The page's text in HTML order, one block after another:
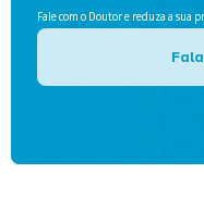
Fale com o Doutor e reduza a sua